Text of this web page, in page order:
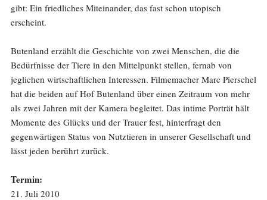
gibt: Ein friedliches Miteinander, das fast schon utopisch
erscheint.
Butenland erzählt die Geschichte von zwei Menschen, die die
Bedürfnisse der Tiere in den Mittelpunkt stellen, fernab von
jeglichen wirtschaftlichen Interessen. Filmemacher Marc Pierschel
hat die beiden auf Hof Butenland über einen Zeitraum von mehr
als zwei Jahren mit der Kamera begleitet. Das intime Porträt hält
Momente des Glücks und der Trauer fest, hinterfragt den
gegenwärtigen Status von Nutztieren in unserer Gesellschaft und
lässt jeden berührt zurück.
Termin:
21. Juli 2010